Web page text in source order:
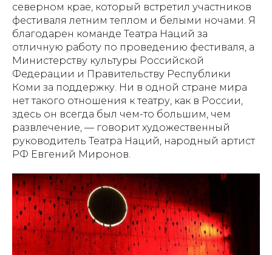
северном крае, который встретил участников
фестиваля летним теплом и белыми ночами. Я
благодарен команде Театра Наций за
отличную работу по проведению фестиваля, а
Министерству культуры Российской
Федерации и Правительству Республики
Коми за поддержку. Ни в одной стране мира
нет такого отношения к театру, как в России,
здесь он всегда был чем-то большим, чем
развлечение, — говорит художественный
руководитель Театра Наций, народный артист
РФ Евгений Миронов.